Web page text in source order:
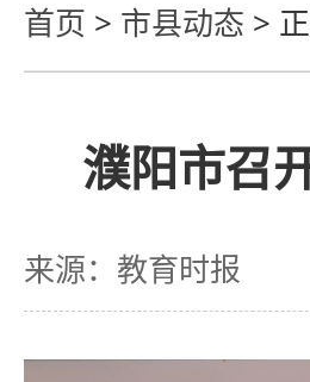
首页 > 市县动态 >
濮阳市召
来源：教育时报